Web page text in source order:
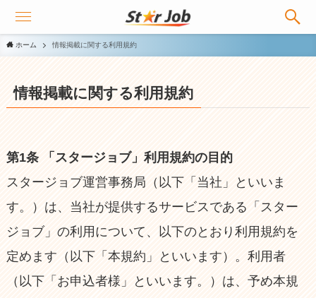
ホーム 情報掲載に関する利用規約
情報掲載に関する利用規約
第1条 「スタージョブ」利用規約の目的
スタージョブ運営事務局（以下「当社」といいま
す。）は、当社が提供するサービスである「スター
ジョブ」の利用について、以下のとおり利用規約を
定めます（以下「本規約」といいます）。利用者
（以下「お申込者様」といいます。）は、予め本規